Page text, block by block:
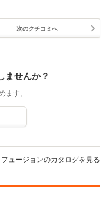
次のクチコミへ
ませんか？
ます。
フュージョンのカタログを見る